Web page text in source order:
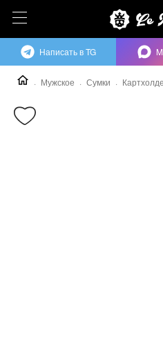
Мужское Сумки
Написать в TG